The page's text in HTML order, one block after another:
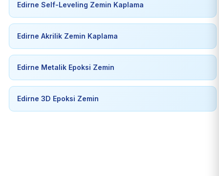
Edirne Self-Leveling Zemin Kaplama
Edirne Akrilik Zemin Kaplama
Edirne Metalik Epoksi Zemin
Edirne 3D Epoksi Zemin